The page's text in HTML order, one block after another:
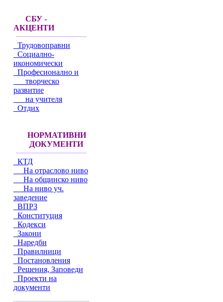
СБУ -
АКЦЕНТИ
Трудовоправни
Социално-
икономически
Професионално и
творческо
развитие
на учителя
Отдих
НОРМАТИВНИ
ДОКУМЕНТИ
КТД
На отраслово ниво
На общинско ниво
На ниво уч.
заведение
ВПРЗ
Конституция
Кодекси
Закони
Наредби
Правилници
Постановления
Решения, Заповеди
Проекти на
документи